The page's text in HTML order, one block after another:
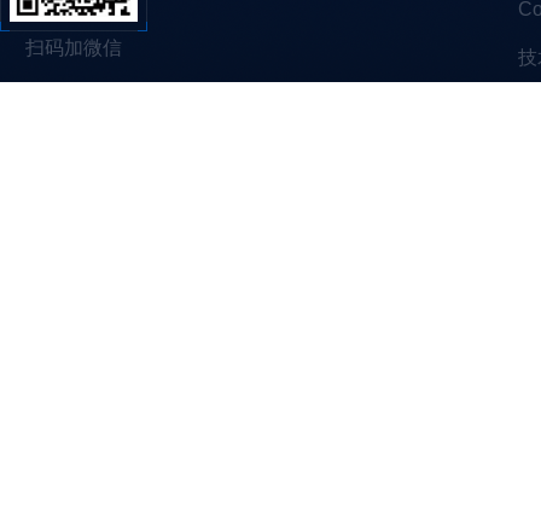
扫码加微信 技